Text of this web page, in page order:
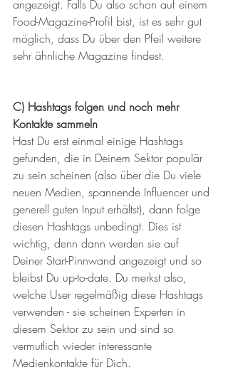
angezeigt. Falls Du also schon auf einem
Food-Magazine-Profil bist, ist es sehr gut
möglich, dass Du über den Pfeil weitere
sehr ähnliche Magazine findest.
C) Hashtags folgen und noch mehr
Kontakte sammeln
Hast Du erst einmal einige Hashtags
gefunden, die in Deinem Sektor populär
zu sein scheinen (also über die Du viele
neuen Medien, spannende Influencer und
generell guten Input erhältst), dann folge
diesen Hashtags unbedingt. Dies ist
wichtig, denn dann werden sie auf
Deiner Start-Pinnwand angezeigt und so
bleibst Du up-to-date. Du merkst also,
welche User regelmäßig diese Hashtags
verwenden - sie scheinen Experten in
diesem Sektor zu sein und sind so
vermutlich wieder interessante
Medienkontakte für Dich.